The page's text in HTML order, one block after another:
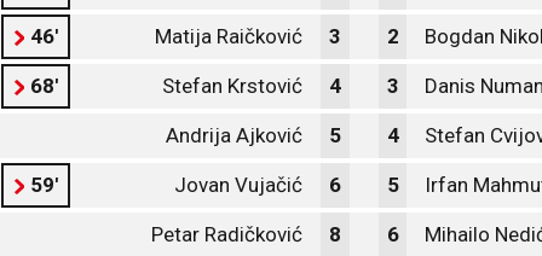
46' Matija Raičković 3 2 Bogdan
68' Stefan Krstović 4 3 Danis
Andrija Ajković 5 4 Stefan
59' Jovan Vujačić 6 5 Irfan
Petar Radičković 8 6 Mihailo